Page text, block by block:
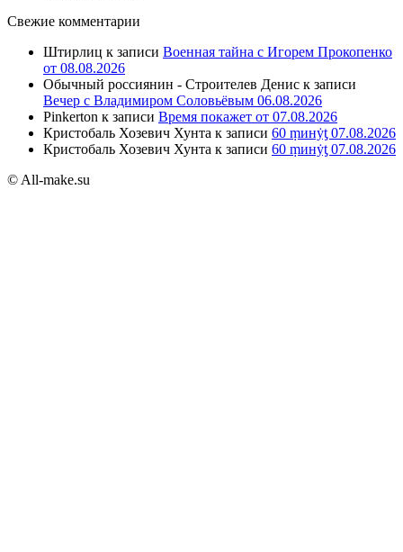
Свежие комментарии
Штирлиц к записи Военная тайна с Игорем Прокопенко
от 08.08.2026
Обычный россиянин - Строителев Денис к записи
Вечер с Владимиром Соловьёвым 06.08.2026
Pinkerton к записи Время покажет от 07.08.2026
Кристобаль Хозевич Хунта к записи 60 ṃинẏƫ 07.08.2026
Кристобаль Хозевич Хунта к записи 60 ṃинẏƫ 07.08.2026
© All-make.su